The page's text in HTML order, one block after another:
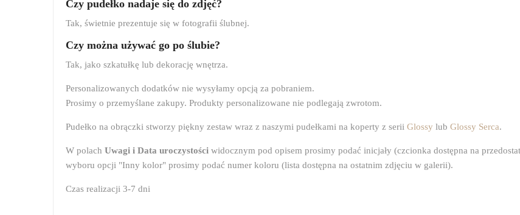
Czy pudełko nadaje się do zdjęć?
Tak, świetnie prezentuje się w fotografii ślubnej.
Czy można używać go po ślubie?
Tak, jako szkatułkę lub dekorację wnętrza.
Personalizowanych dodatków nie wysyłamy opcją za pobraniem.
Prosimy o przemyślane zakupy. Produkty personalizowane nie podlegają zwrotom.
Pudełko na obrączki stworzy piękny zestaw wraz z naszymi pudełkami na koperty z serii Glossy lub Glossy Serca.
W polach Uwagi i Data uroczystości widocznym pod opisem prosimy podać inicjały (czcionka dostępna na
wyboru opcji "Inny kolor" prosimy podać numer koloru (lista dostępna na ostatnim zdjęciu w galerii).
Czas realizacji 3-7 dni